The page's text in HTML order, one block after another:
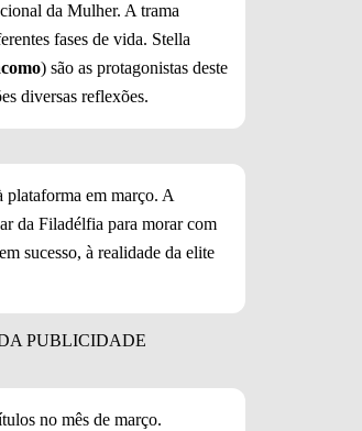
da Mulher. A trama
fases de vida. Stella
) são as protagonistas deste
diversas reflexões.
plataforma em março. A
da Filadélfia para morar com
sucesso, à realidade da elite
no mês de março.